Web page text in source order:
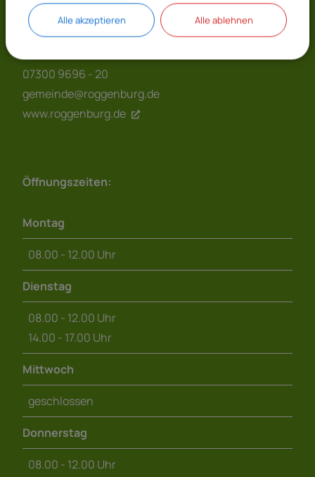
Prälatenhof 2
89297 Roggenburg
07300 9696 - 20
gemeinde@roggenburg.de
www.roggenburg.de
Öffnungszeiten:
Montag
08.00 - 12.00 Uhr
Dienstag
08.00 - 12.00 Uhr
14.00 - 17.00 Uhr
Mittwoch
geschlossen
Donnerstag
08.00 - 12.00 Uhr
Alle akzeptieren Alle ablehnen